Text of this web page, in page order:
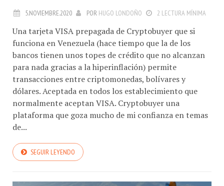
5.NOVIEMBRE.2020 POR HUGO LONDOÑO 2 LECTURA MÍNIMA
Una tarjeta VISA prepagada de Cryptobuyer que si
funciona en Venezuela (hace tiempo que la de los
bancos tienen unos topes de crédito que no alcanzan
para nada gracias a la hiperinflación) permite
transacciones entre criptomonedas, bolívares y
dólares. Aceptada en todos los establecimiento que
normalmente aceptan VISA. Cryptobuyer una
plataforma que goza mucho de mi confianza en temas
de...
SEGUIR LEYENDO